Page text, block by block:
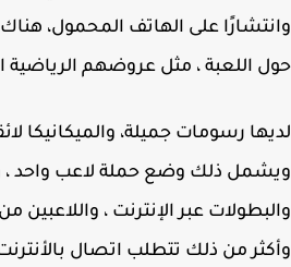
على الهاتف المحمول، هناك
اللعبة ، مثل عروضهم الرياضية
رسومات جميلة، والميكانيكا
من ذلك تتطلب اتصال بالأنترنت.